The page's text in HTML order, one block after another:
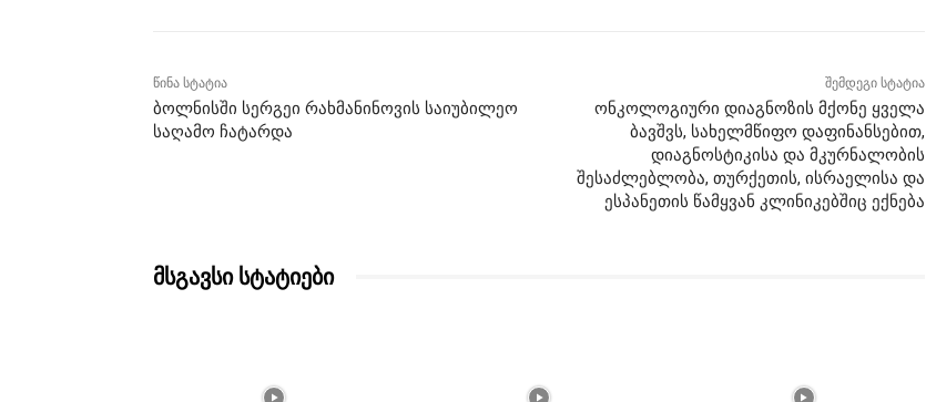
წინა სტატია
ბოლნისში სერგეი რახმანინოვის საიუბილეო
საღამო ჩატარდა
შემდეგი სტატია
ონკოლოგიური დიაგნოზის მქონე ყველა
ბავშვს, სახელმწიფო დაფინანსებით,
დიაგნოსტიკისა და მკურნალობის
შესაძლებლობა, თურქეთის, ისრაელისა და
ესპანეთის წამყვან კლინიკებშიც ექნება
მსგავსი სტატიები